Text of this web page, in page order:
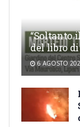
“Soltanto
del libro
6 AGOSTO